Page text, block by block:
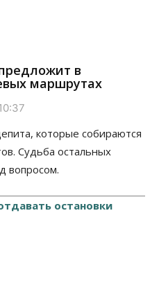
в
маршрутах
которые собираются
Судьба остальных
вопросом.